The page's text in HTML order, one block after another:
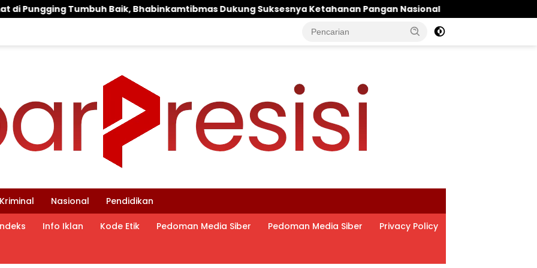
Dukung Suksesnya Ketahanan Pangan Nasional ‎LPA dan GM FKPPI Kawal Kasasi Hak Asuh
Kriminal Nasional Pendidikan
Info Iklan Kode Etik Pedoman Media Siber Pedoman Media Siber Privacy Policy